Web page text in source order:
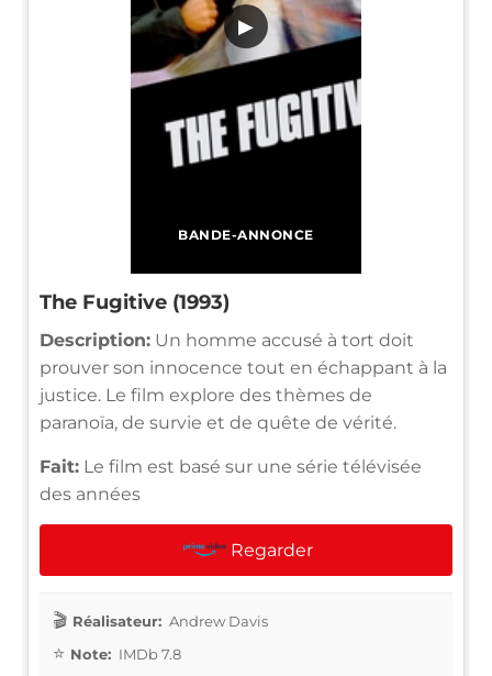
BANDE-ANNONCE
▶
The Fugitive (1993)
Description: Un homme accusé à tort doit
prouver son innocence tout en échappant à la
justice. Le film explore des thèmes de
paranoïa, de survie et de quête de vérité.
Fait: Le film est basé sur une série télévisée
des années
Regarder
Réalisateur: Andrew Davis
Note: IMDb 7.8